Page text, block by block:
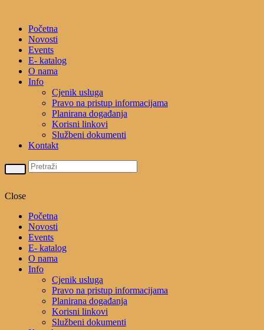
Početna
Novosti
Events
E- katalog
O nama
Info
Cjenik usluga
Pravo na pristup informacijama
Planirana događanja
Korisni linkovi
Službeni dokumenti
Kontakt
Close
Početna
Novosti
Events
E- katalog
O nama
Info
Cjenik usluga
Pravo na pristup informacijama
Planirana događanja
Korisni linkovi
Službeni dokumenti